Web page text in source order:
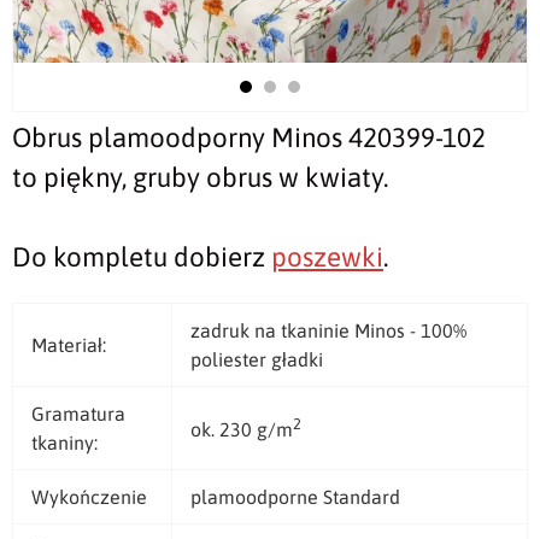
Obrus plamoodporny Minos 420399-102
to piękny, gruby obrus w kwiaty.
Do kompletu dobierz poszewki.
Materiał:
zadruk na tkaninie Minos - 100%
poliester gładki
Gramatura
tkaniny:
ok. 230 g/m2
Wykończenie plamoodporne Standard